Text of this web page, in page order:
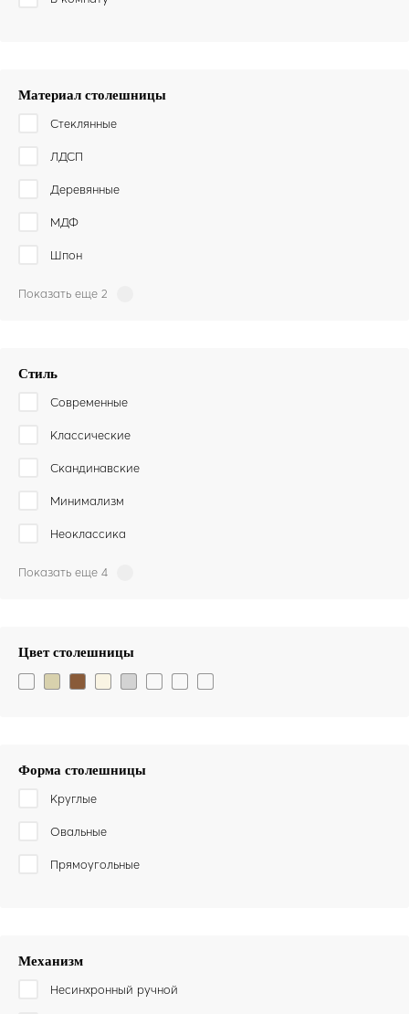
Материал столешницы
Стеклянные
ЛДСП
Деревянные
МДФ
Шпон
Показать еще 2
Стиль
Современные
Классические
Скандинавские
Минимализм
Неоклассика
Показать еще 4
Цвет столешницы
Форма столешницы
Круглые
Овальные
Прямоугольные
Механизм
Несинхронный ручной